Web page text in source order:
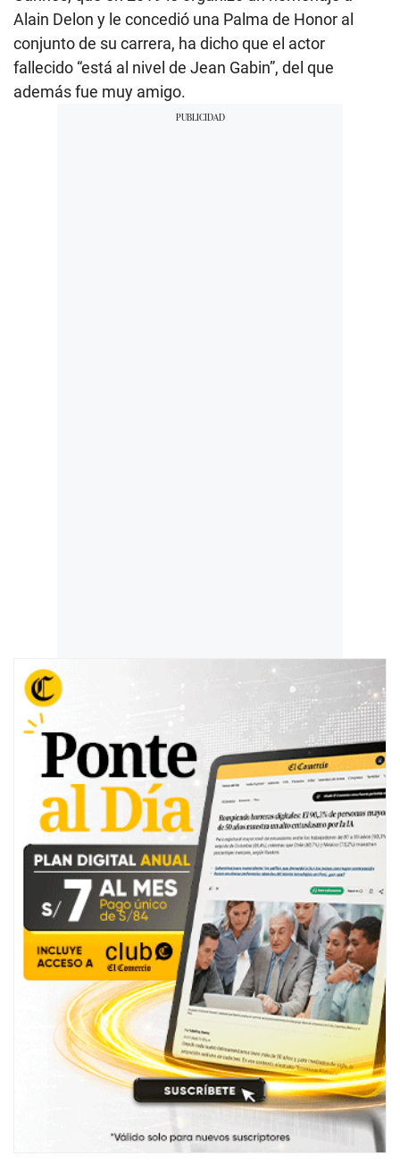
Alain Delon y le concedió una Palma de Honor al
conjunto de su carrera, ha dicho que el actor
fallecido “está al nivel de Jean Gabin”, del que
además fue muy amigo.